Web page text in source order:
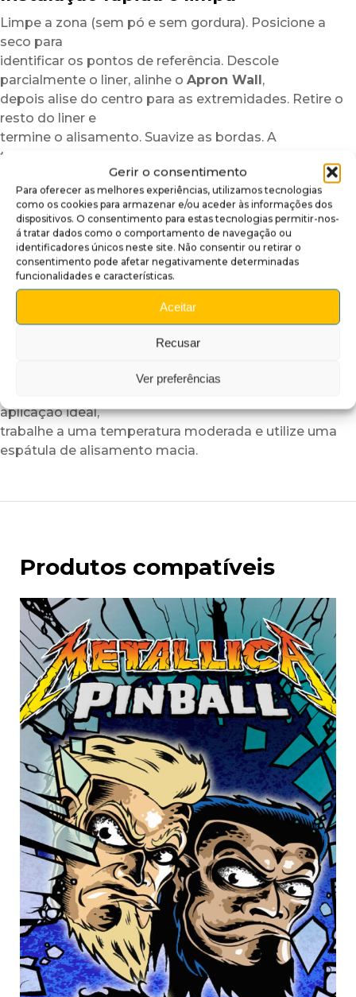
Gerir o consentimento
Para oferecer as melhores experiências, utilizamos tecnologias
como os cookies para armazenar e/ou aceder às informações dos
dispositivos. O consentimento para estas tecnologias permitir-nos-
á tratar dados como o comportamento de navegação ou
identificadores únicos neste site. Não consentir ou retirar o
consentimento pode afetar negativamente determinadas
funcionalidades e características.
Aceitar
Recusar
Ver preferências
Limpe a zona (sem pó e sem gordura). Posicione a
seco para
identificar os pontos de referência. Descole
parcialmente o liner, alinhe o Apron Wall,
depois alise do centro para as extremidades. Retire o
resto do liner e
termine o alisamento. Suavize as bordas. A
transformação é imediata.
Porquê adotar este acabamento para
apron?
Para personalizar a sua máquina sem modificação
nem risco
Para realçar a estética da zona do apron em poucos
minutos
Para acrescentar um acabamento premium,
brilhante e duradouro
Podem surgir ligeiras variações de tonalidade
aplicação ideal,
trabalhe a uma temperatura moderada e utilize uma
espátula de alisamento macia.
Produtos compatíveis